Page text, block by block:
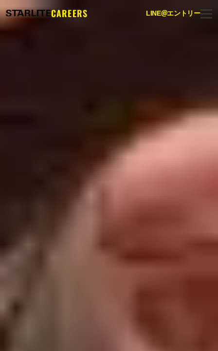
スターライト採用リクルートサイト
CAREERS LINE@エントリー